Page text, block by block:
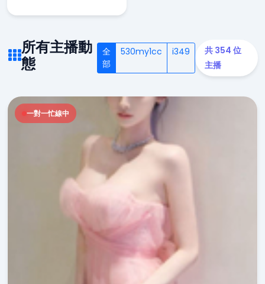
所有主播動
態
全
部
530my1cc i349
共 354 位
主播
一對一忙線中